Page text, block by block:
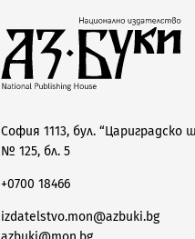
София 1113, бул. “Цариградско
№ 125, бл. 5
+0700 18466
izdatelstvo.mon@azbuki.bg